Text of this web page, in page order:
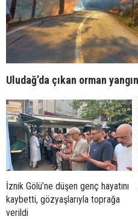
Uludağ’da çıkan orman
İznik Gölü’ne düşen genç hayatını
kaybetti, gözyaşlarıyla toprağa
verildi